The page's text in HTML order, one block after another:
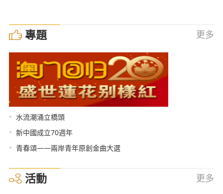
專題 更多
• 水流潮涌立橋頭
• 新中國成立70週年
• 青春頌——兩岸青年原創金曲大選
活動 更多